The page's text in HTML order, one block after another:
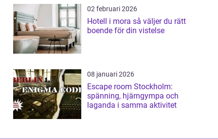
02 februari 2026
Hotell i mora så väljer du rätt
boende för din vistelse
08 januari 2026
Escape room Stockholm:
spänning, hjärngympa och
laganda i samma aktivitet